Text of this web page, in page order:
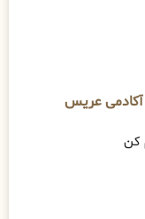
آکادمی عریس
کن